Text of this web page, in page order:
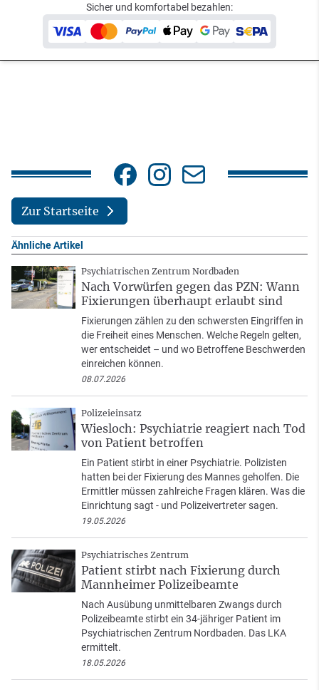
Sicher und komfortabel bezahlen:
Zur Startseite
Ähnliche Artikel
Psychiatrischen Zentrum Nordbaden
Nach Vorwürfen gegen das PZN: Wann
Fixierungen überhaupt erlaubt sind
Fixierungen zählen zu den schwersten Eingriffen in
die Freiheit eines Menschen. Welche Regeln gelten,
wer entscheidet – und wo Betroffene Beschwerden
einreichen können.
08.07.2026
Polizeieinsatz
Wiesloch: Psychiatrie reagiert nach Tod
von Patient betroffen
Ein Patient stirbt in einer Psychiatrie. Polizisten
hatten bei der Fixierung des Mannes geholfen. Die
Ermittler müssen zahlreiche Fragen klären. Was die
Einrichtung sagt - und Polizeivertreter sagen.
19.05.2026
Psychiatrisches Zentrum
Patient stirbt nach Fixierung durch
Mannheimer Polizeibeamte
Nach Ausübung unmittelbaren Zwangs durch
Polizeibeamte stirbt ein 34-jähriger Patient im
Psychiatrischen Zentrum Nordbaden. Das LKA
ermittelt.
18.05.2026